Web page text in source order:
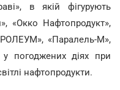
в якій фігурують
«Окко Нафтопродукт»,
«Паралель-М»,
у погоджених діях при
нафтопродукти.